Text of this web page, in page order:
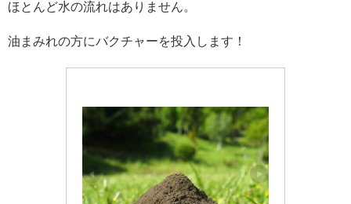
ほとんど水の流れはありません。
油まみれの方にバクチャーを投入します！